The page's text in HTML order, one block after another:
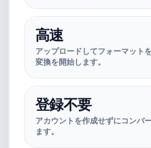
高速
アップロードしてフォーマット
変換を開始します。
登録不要
アカウントを作成せずにコンバ
ます。